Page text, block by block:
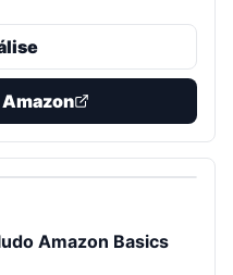
Amazon Basics